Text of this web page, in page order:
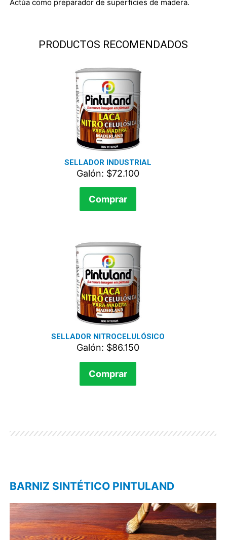
Actúa como preparador de superficies de madera.
PRODUCTOS RECOMENDADOS
SELLADOR INDUSTRIAL
Galón: $72.100
Comprar
SELLADOR NITROCELULÓSICO
Galón: $86.150
Comprar
BARNIZ SINTÉTICO PINTULAND